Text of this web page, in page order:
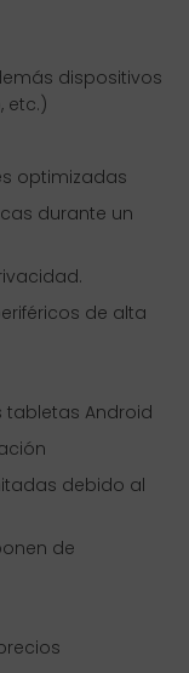
dispositivos
etc.)
optimizadas
durante un
de alta
Android
debido al
de